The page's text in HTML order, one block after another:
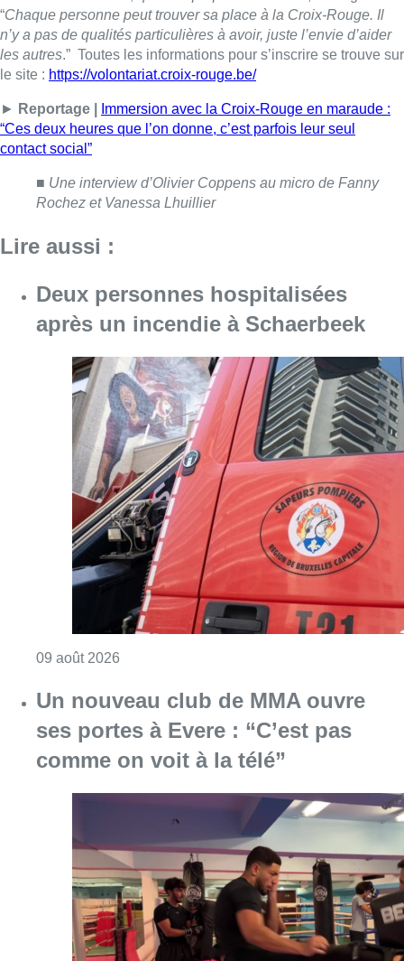
Deux personnes hospitalisées
après un incendie à Schaerbeek
09 août 2026Consulter l'article "Deux personnes
Un nouveau club de MMA ouvre
ses portes à Evere : “C’est pas
comme on voit à la télé”
08 août 2026Consulter l'article "Un nouveau club de
Au Moeraske, Bart Hanssens
recense des insectes de plus en